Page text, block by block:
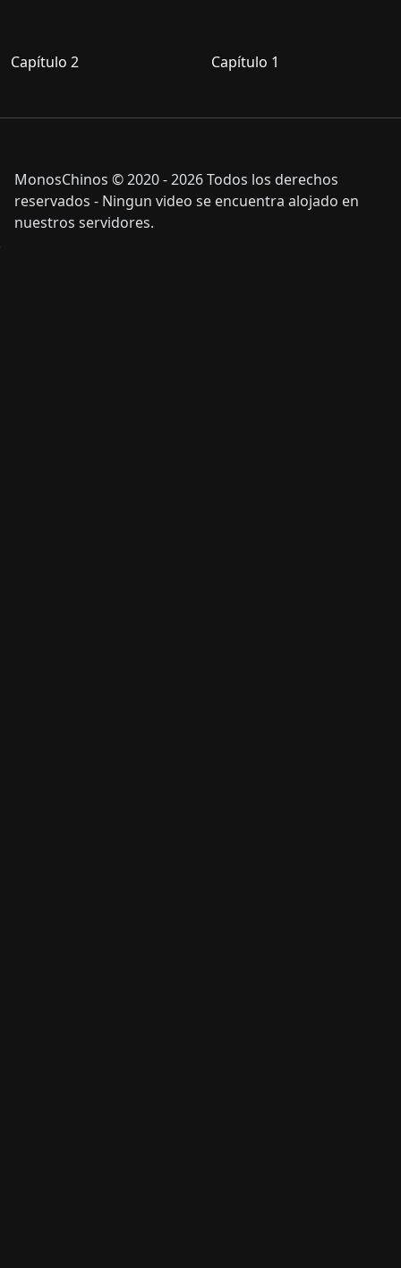
Capítulo 2 Capítulo 1
MonosChinos © 2020 - 2026 Todos los derechos
reservados - Ningun video se encuentra alojado en
nuestros servidores.